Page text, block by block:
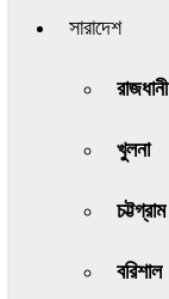
সারাদেশ
রাজধানী
খুলনা
চট্টগ্রাম
বরিশাল